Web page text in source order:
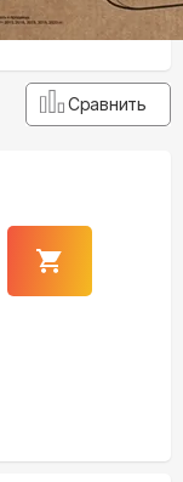
Сравнить